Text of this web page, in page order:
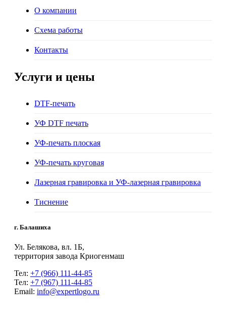
О компании
Схема работы
Контакты
Услуги и цены
DTF-печать
УФ DTF печать
УФ-печать плоская
УФ-печать круговая
Лазерная гравировка и УФ-лазерная гравировка
Тиснение
г. Балашиха
Ул. Белякова, вл. 1Б,
территория завода Криогенмаш
Тел: +7 (966) 111-44-85
Тел: +7 (967) 111-44-85
Email: info@expertlogo.ru